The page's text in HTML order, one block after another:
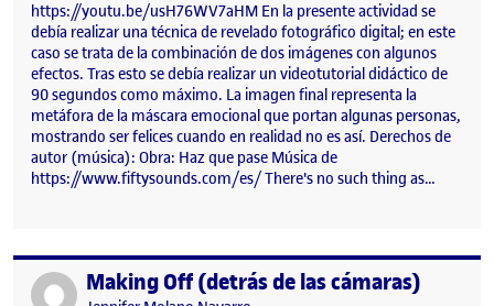
https://youtu.be/usH76WV7aHM En la presente actividad se
debía realizar una técnica de revelado fotográfico digital; en este
caso se trata de la combinación de dos imágenes con algunos
efectos. Tras esto se debía realizar un videotutorial didáctico de
90 segundos como máximo. La imagen final representa la
metáfora de la máscara emocional que portan algunas personas,
mostrando ser felices cuando en realidad no es así. Derechos de
autor (música): Obra: Haz que pase Música de
https://www.fiftysounds.com/es/ There's no such thing as…
Publicado porMaking Off (detrás de las cámaras)